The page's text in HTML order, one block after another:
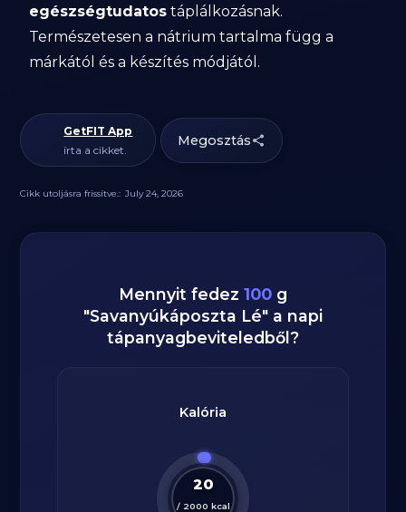
egészségtudatos táplálkozásnak.
Természetesen a nátrium tartalma függ a
márkától és a készítés módjától.
GetFIT App
írta a cikket.
Megosztás
Cikk utoljásra frissítve.: July 24, 2026
Mennyit fedez 100 g
"Savanyúkáposzta Lé" a napi
tápanyagbeviteledből?
Kalória
20
/ 2000 kcal